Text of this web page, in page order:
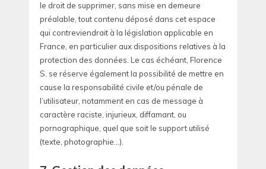
le droit de supprimer, sans mise en demeure
préalable, tout contenu déposé dans cet espace
qui contreviendrait à la législation applicable en
France, en particulier aux dispositions relatives à la
protection des données. Le cas échéant, Florence
S. se réserve également la possibilité de mettre en
cause la responsabilité civile et/ou pénale de
l’utilisateur, notamment en cas de message à
caractère raciste, injurieux, diffamant, ou
pornographique, quel que soit le support utilisé
(texte, photographie…).